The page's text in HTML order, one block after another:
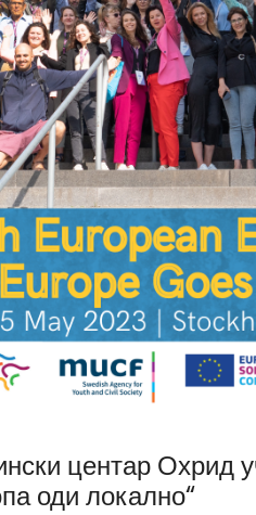
центар Охрид
оди локално“